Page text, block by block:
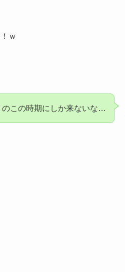
ｗ
のこの時期にしか来ないな…